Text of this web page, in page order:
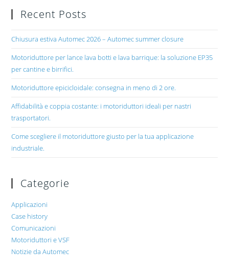
Recent Posts
Chiusura estiva Automec 2026 – Automec summer closure
Motoriduttore per lance lava botti e lava barrique: la soluzione EP35
per cantine e birrifici.
Motoriduttore epicicloidale: consegna in meno di 2 ore.
Affidabilità e coppia costante: i motoriduttori ideali per nastri
trasportatori.
Come scegliere il motoriduttore giusto per la tua applicazione
industriale.
Categorie
Applicazioni
Case history
Comunicazioni
Motoriduttori e VSF
Notizie da Automec